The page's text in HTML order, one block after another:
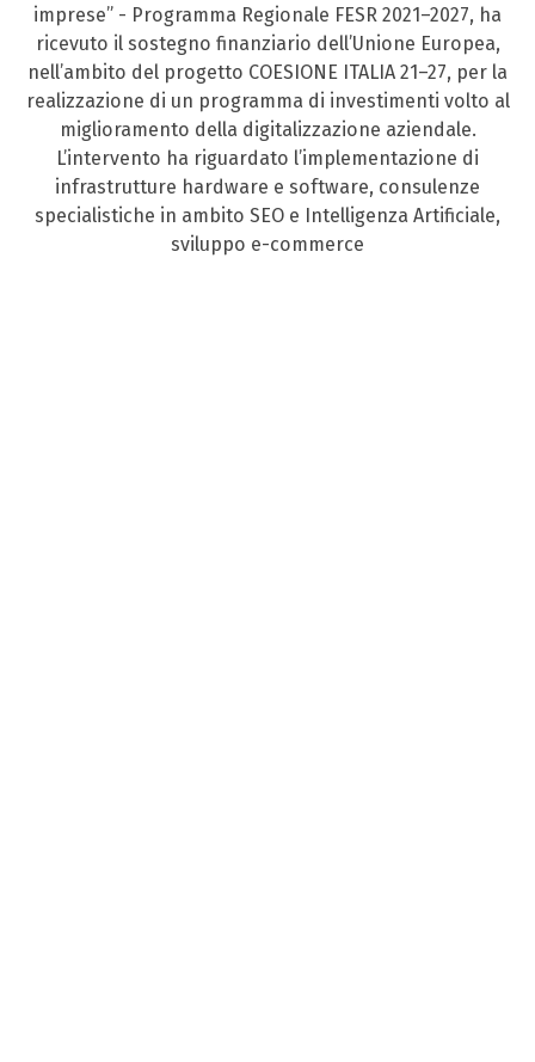
imprese” - Programma Regionale FESR 2021–2027, ha
ricevuto il sostegno finanziario dell’Unione Europea,
nell’ambito del progetto COESIONE ITALIA 21–27, per la
realizzazione di un programma di investimenti volto al
miglioramento della digitalizzazione aziendale.
L’intervento ha riguardato l’implementazione di
infrastrutture hardware e software, consulenze
specialistiche in ambito SEO e Intelligenza Artificiale,
sviluppo e-commerce